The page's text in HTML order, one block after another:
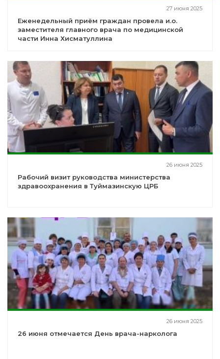
27 июня 2025
Еженедельный приём граждан провела и.о.
заместителя главного врача по медицинской
части Инна Хисматуллина
26 июня 2025
Рабочий визит руководства министерства
здравоохранения в Туймазинскую ЦРБ
26 июня 2025
26 июня отмечается День врача-нарколога